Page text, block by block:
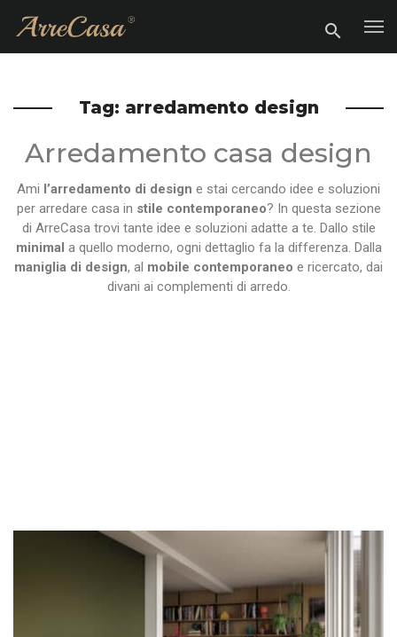
Tag: arredamento design
Arredamento casa design
Ami l’arredamento di design e stai cercando idee e soluzioni
per arredare casa in stile contemporaneo? In questa sezione
di ArreCasa trovi tante idee e soluzioni adatte a te. Dallo stile
minimal a quello moderno, ogni dettaglio fa la differenza. Dalla
maniglia di design, al mobile contemporaneo e ricercato, dai
divani ai complementi di arredo.